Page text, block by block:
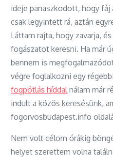
ideje panaszkodott, hogy
csak legyintett rá, aztán
Láttam rajta, hogy zavarja,
fogászatot keresni. Ha már
bennem is
végre foglalkozni egy
fogpótlás híddalnálam már
indult a közös keresésünk,
fogorvosbudapest.info
Nem volt célom órákig
helyet szerettem volna